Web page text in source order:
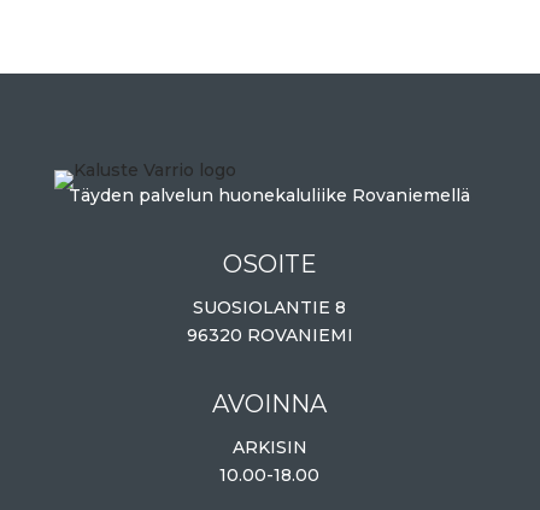
Täyden palvelun huonekaluliike Rovaniemellä
OSOITE
SUOSIOLANTIE 8
96320 ROVANIEMI
AVOINNA
ARKISIN
10.00-18.00